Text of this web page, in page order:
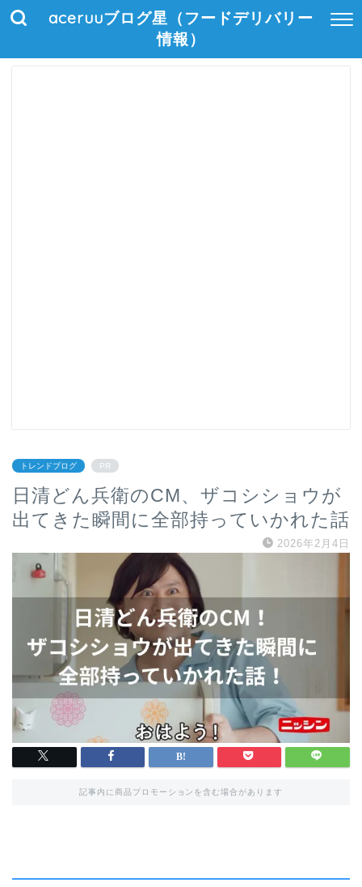
aceruuブログ星（フードデリバリー
情報）
トレンドブログ PR
日清どん兵衛のCM、ザコシショウが
出てきた瞬間に全部持っていかれた話
2026年2月4日
記事内に商品プロモーションを含む場合があります